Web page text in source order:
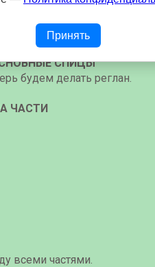
И так до конца
СПИЦЫ
будем делать реглан.
ЧАСТИ
всеми частями.
Принять